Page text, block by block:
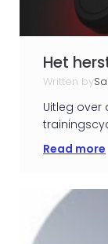
Het
Written by
Uitleg over
Read more